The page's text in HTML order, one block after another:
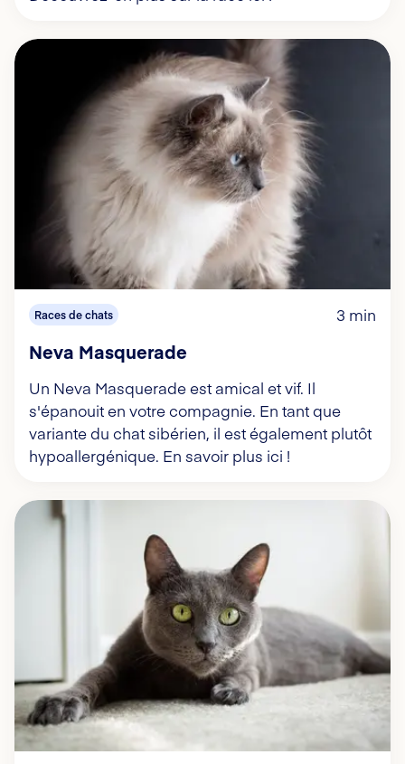
Races de chats 3 min
Neva Masquerade
Un Neva Masquerade est amical et vif. Il
s'épanouit en votre compagnie. En tant que
variante du chat sibérien, il est également plutôt
hypoallergénique. En savoir plus ici !